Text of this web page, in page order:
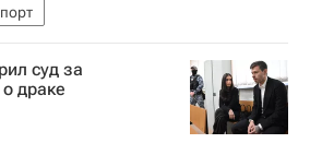
суд за
драке